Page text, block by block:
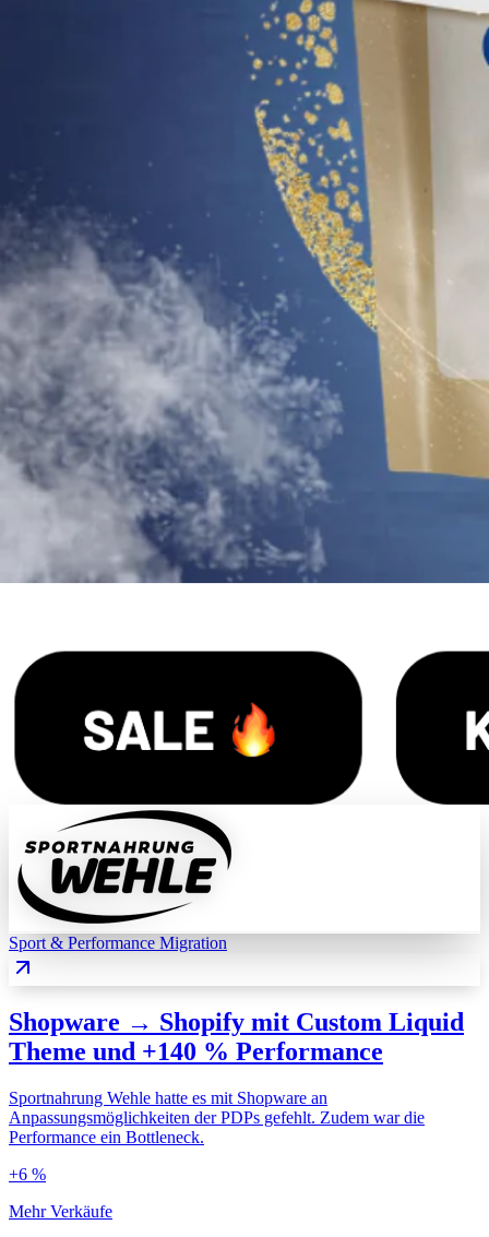
Sport & Performance Migration
Shopware → Shopify mit Custom Liquid
Theme und +140 % Performance
Sportnahrung Wehle hatte es mit Shopware an
Anpassungsmöglichkeiten der PDPs gefehlt. Zudem war die
Performance ein Bottleneck.
+6 %
Mehr Verkäufe